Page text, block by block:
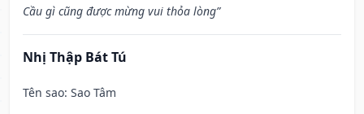
Cầu gì cũng được mừng vui thỏa lòng”
Nhị Thập Bát Tú
Tên sao: Sao Tâm